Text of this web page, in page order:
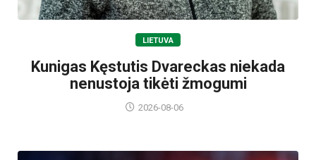
LIETUVA
Kunigas Kęstutis Dvareckas niekada
nenustoja tikėti žmogumi
2026-08-06